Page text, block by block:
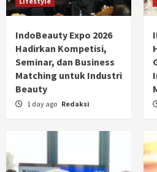
IndoBeauty Expo 2026
Hadirkan Kompetisi,
Seminar, dan Business
Matching untuk Industri
Beauty
1 day ago Redaksi